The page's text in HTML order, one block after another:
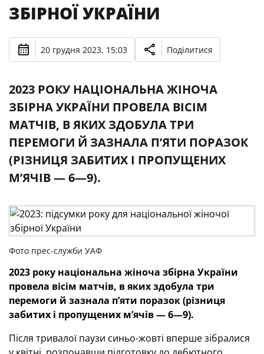
ЗБІРНОЇ УКРАЇНИ
20 грудня 2023, 15:03 Поділитися
2023 РОКУ НАЦІОНАЛЬНА ЖІНОЧА
ЗБІРНА УКРАЇНИ ПРОВЕЛА ВІСІМ
МАТЧІВ, В ЯКИХ ЗДОБУЛА ТРИ
ПЕРЕМОГИ Й ЗАЗНАЛА П’ЯТИ ПОРАЗОК
(РІЗНИЦЯ ЗАБИТИХ І ПРОПУЩЕНИХ
М’ЯЧІВ — 6—9).
Фото прес-служби УАФ
2023 року національна жіноча збірна України
провела вісім матчів, в яких здобула три
перемоги й зазнала п’яти поразок (різниця
забитих і пропущених м’ячів — 6—9).
Після тривалої паузи синьо-жовті вперше зібралися